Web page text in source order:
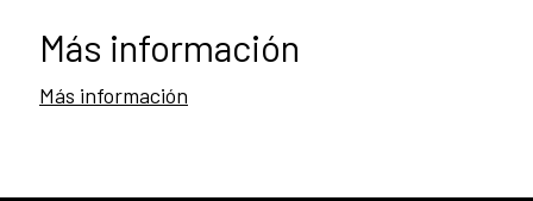
Más información
Más información